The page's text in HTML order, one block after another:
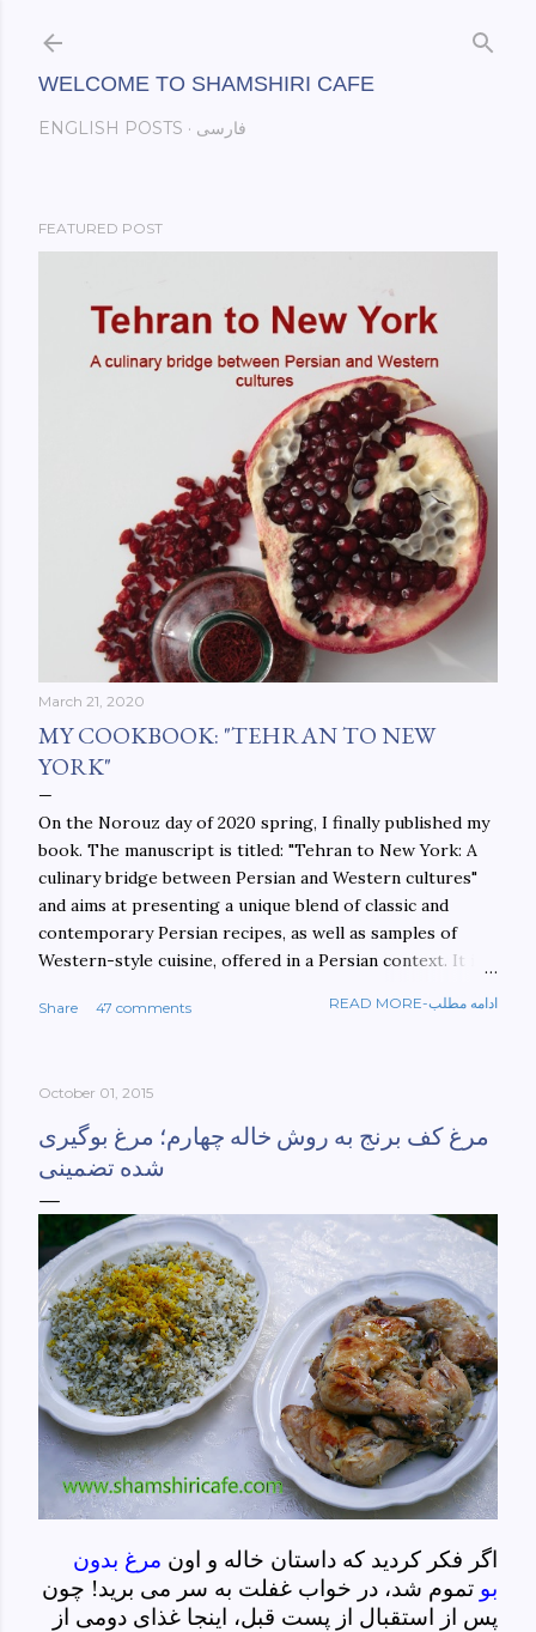
WELCOME TO SHAMSHIRI CAFE
ENGLISH POSTS فارسی
FEATURED POST
March 21, 2020
MY COOKBOOK: "TEHRAN TO NEW
YORK"
On the Norouz day of 2020 spring, I finally published my
book. The manuscript is titled: "Tehran to New York: A
culinary bridge between Persian and Western cultures"
and aims at presenting a unique blend of classic and
contemporary Persian recipes, as well as samples of
Western-style cuisine, offered in a Persian context. It is
walls. This book aims at constructing a bridge between
York-culinary-cultures-
ebook/dp/B0861H47GS/ref=sr_1_1?
dchild=1&keywords=tehran+to+new+york&qid=158481093
0&sr=8-1
Share 47 comments READ MORE-ادامه مطلب
October 01, 2015
مرغ کف برنج به روش خاله چهارم؛ مرغ بوگیری
شده تضمینی
اگر فکر کردید که داستان خاله و اون مرغ بدون
بو تموم شد، در خواب غفلت به سر می برید! چون
پس از استقبال از پست قبل، اینجا غذای دومی از